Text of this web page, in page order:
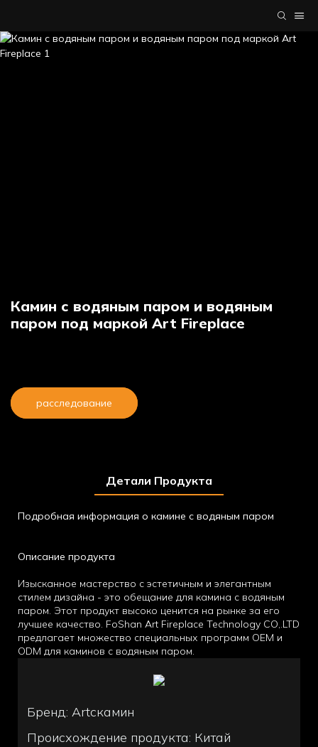
Камин с водяным паром и водяным
паром под маркой Art Fireplace
расследование
Детали Продукта
Подробная информация о камине с водяным паром
Описание продукта
Изысканное мастерство с эстетичным и элегантным
стилем дизайна - это обещание для камина с водяным
паром. Этот продукт высоко ценится на рынке за его
лучшее качество. FoShan Art Fireplace Technology CO,.LTD
предлагает множество специальных программ OEM и
ODM для каминов с водяным паром.
Бренд: Artcкамин
Происхождение продукта: Китай